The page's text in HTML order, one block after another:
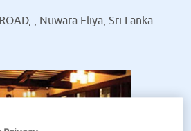
, Nuwara Eliya, Sri Lanka